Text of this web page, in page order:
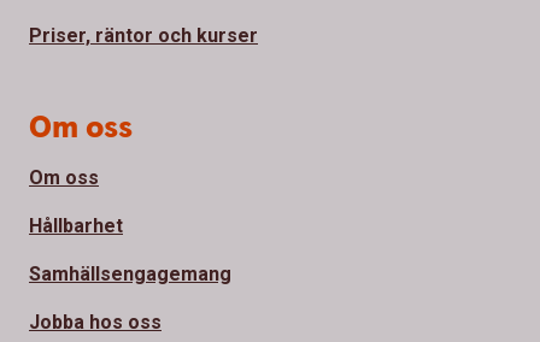
Priser, räntor och kurser
Om oss
Om oss
Hållbarhet
Samhällsengagemang
Jobba hos oss